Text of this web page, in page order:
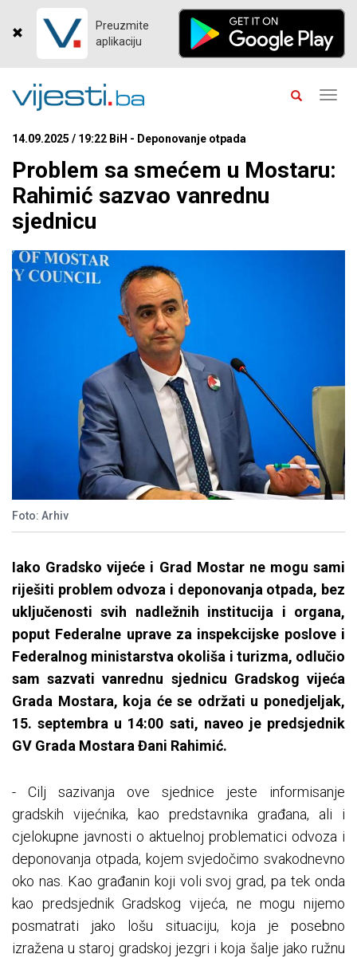
Preuzmite
aplikaciju
14.09.2025 / 19:22 BiH - Deponovanje otpada
Problem sa smećem u Mostaru:
Rahimić sazvao vanrednu
sjednicu
Foto: Arhiv
Iako Gradsko vijeće i Grad Mostar ne mogu sami
riješiti problem odvoza i deponovanja otpada, bez
uključenosti svih nadležnih institucija i organa,
poput Federalne uprave za inspekcijske poslove i
Federalnog ministarstva okoliša i turizma, odlučio
sam sazvati vanrednu sjednicu Gradskog vijeća
Grada Mostara, koja će se održati u ponedjeljak,
15. septembra u 14:00 sati, naveo je predsjednik
GV Grada Mostara Đani Rahimić.
- Cilj sazivanja ove sjednice jeste informisanje
gradskih vijećnika, kao predstavnika građana, ali i
cjelokupne javnosti o aktuelnoj problematici odvoza i
deponovanja otpada, kojem svjedočimo svakodnevno
oko nas. Kao građanin koji voli svoj grad, pa tek onda
kao predsjednik Gradskog vijeća, ne mogu nijemo
posmatrati jako lošu situaciju, koja je posebno
izražena u staroj gradskoj jezgri i koja šalje jako ružnu